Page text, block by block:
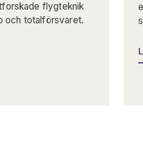
flygteknik
och totalförsvaret.